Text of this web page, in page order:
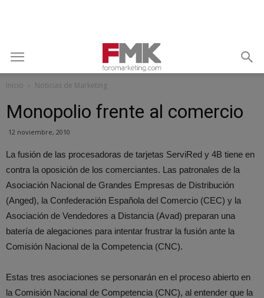
Inicio Noticias de Marketing
Monopolio frente al comercio
12 noviembre, 2010
La fusión de las procesadoras de tarjetas ServiRed y 4B tiene en
contra la oposición de los comerciantes. Las patronales de la
Asociación Nacional de Grandes Empresas de Distribución
(Anged), la Confederación Española del Comercio (CEC) y la
Asociación de Vendedores a Distancia (Avad) preparan una
batería de alegaciones para intentar frustrar la fusión ante la
Comisión Nacional de la Competencia (CNC).
Estas tres asociaciones se personarán en el proceso abierto en
la Comisión Nacional de Competencia (CNC), al entender que la